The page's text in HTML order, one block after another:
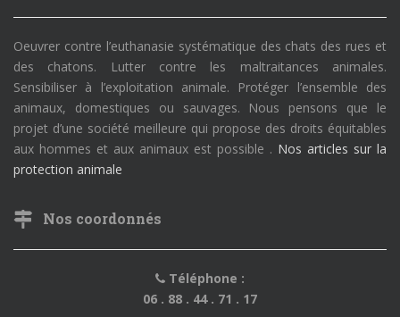
Oeuvrer contre l’euthanasie systématique des chats des rues et
des chatons. Lutter contre les maltraitances animales.
Sensibiliser à l’exploitation animale. Protéger l’ensemble des
animaux, domestiques ou sauvages. Nous pensons que le
projet d’une société meilleure qui propose des droits équitables
aux hommes et aux animaux est possible . Nos articles sur la
protection animale
Nos coordonnés
Téléphone :
06 . 88 . 44 . 71 . 17